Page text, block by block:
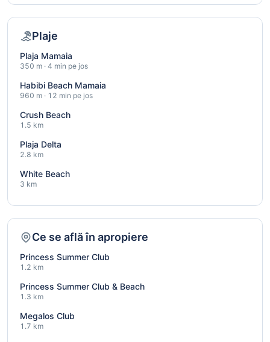
Plaje
Plaja Mamaia
350 m · 4 min pe jos
Habibi Beach Mamaia
960 m · 12 min pe jos
Crush Beach
1.5 km
Plaja Delta
2.8 km
White Beach
3 km
Ce se află în apropiere
Princess Summer Club
1.2 km
Princess Summer Club & Beach
1.3 km
Megalos Club
1.7 km